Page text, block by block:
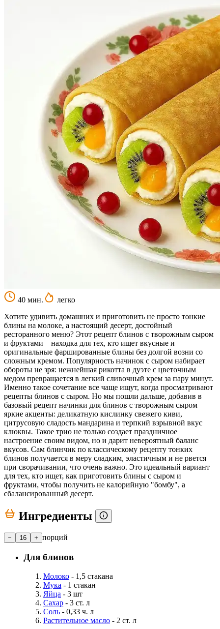
40 мин.
легко
Хотите удивить домашних и приготовить не просто тонкие
блины на молоке, а настоящий десерт, достойный
ресторанного меню? Этот рецепт блинов с творожным сыром
и фруктами – находка для тех, кто ищет вкусные и
оригинальные фаршированные блины без долгой возни со
сложным кремом. Популярность начинок с сыром набирает
обороты не зря: нежнейшая рикотта в дуэте с цветочным
медом превращается в легкий сливочный крем за пару минут.
Именно такое сочетание все чаще ищут, когда просматривают
рецепты блинов с сыром. Но мы пошли дальше, добавив в
базовый рецепт начинки для блинов с творожным сыром
яркие акценты: деликатную кислинку свежего киви,
цитрусовую сладость мандарина и терпкий взрывной вкус
клюквы. Такое трио не только создает праздничное
настроение своим видом, но и дарит невероятный баланс
вкусов. Сам блинчик по классическому рецепту тонких
блинов получается в меру сладким, эластичным и не рвется
при сворачивании, что очень важно. Это идеальный вариант
для тех, кто ищет, как приготовить блины с сыром и
фруктами, чтобы получить не калорийную "бомбу", а
сбалансированный десерт.
Ингредиенты
− 16 + порций
Для блинов
Молоко - 1,5 стакана
Мука - 1 стакан
Яйца - 3 шт
Сахар - 3 ст. л
Соль - 0,33 ч. л
Растительное масло - 2 ст. л